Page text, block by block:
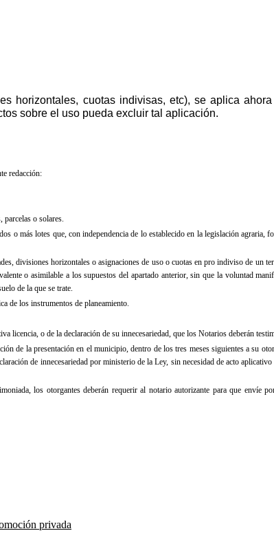
horizontales, cuotas indivisas, etc), se aplica
sobre el uso pueda excluir tal aplicación.
redacción:
o solares.
o más lotes que, con independencia de lo esta­blecido en la legislación agraria,
divisiones horizontales o asignaciones de uso o cuotas en pro indiviso de un
o asimilable a los supuestos del apartado anterior, sin que la voluntad
de la que se trate.
de los instrumentos de planeamiento.
licencia, o de la declaración de su innecesariedad, que los Notarios deberán
de la presentación en el municipio, dentro de los tres meses siguientes a su
de innecesariedad por ministerio dela Ley, sin necesidad de acto
los otorgantes deberán requerir al notario autorizante para que envíe
privada